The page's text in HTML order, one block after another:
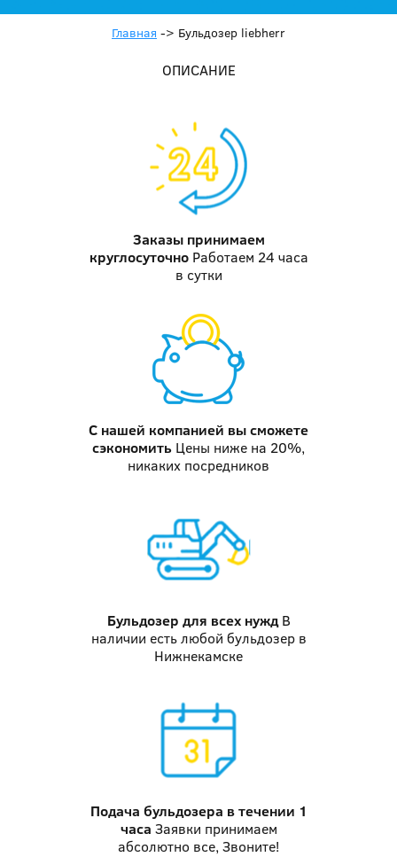
Главная -> Бульдозер liebherr
ОПИСАНИЕ
Заказы принимаем
круглосуточно Работаем 24 часа
в сутки
С нашей компанией вы сможете
сэкономить Цены ниже на 20%,
никаких посредников
Бульдозер для всех нужд В
наличии есть любой бульдозер в
Нижнекамске
Подача бульдозера в течении 1
часа Заявки принимаем
абсолютно все, Звоните!